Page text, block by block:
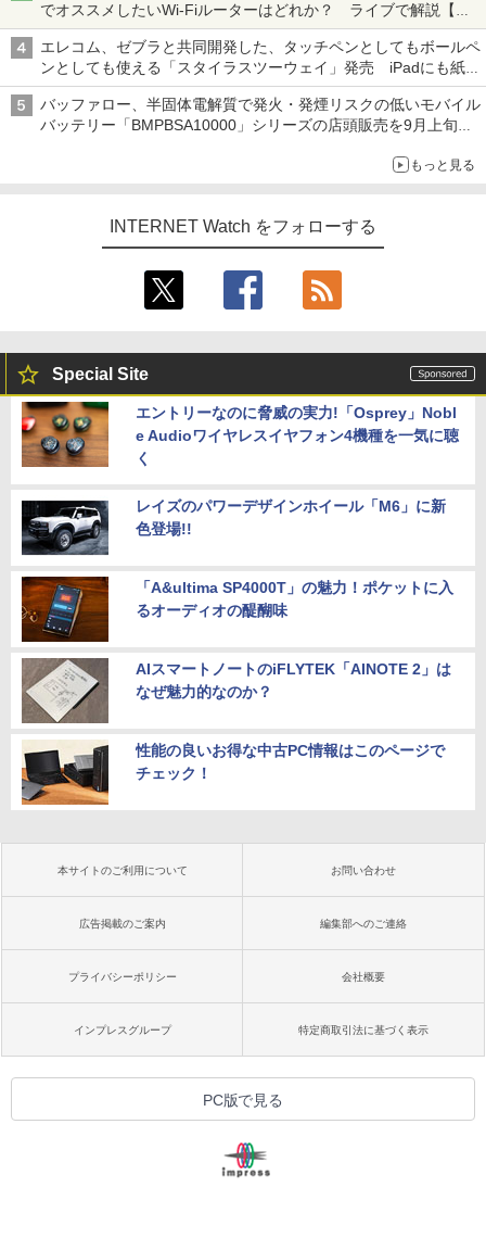
でオススメしたいWi-Fiルーターはどれか？ ライブで解説【清
水理史の「イニシャルB」チャンネル】
エレコム、ゼブラと共同開発した、タッチペンとしてもボールペ
ンとしても使える「スタイラスツーウェイ」発売 iPadにも紙に
も、持ち替えずに書き込める
バッファロー、半固体電解質で発火・発煙リスクの低いモバイル
バッテリー「BMPBSA10000」シリーズの店頭販売を9月上旬に
もっと見る
INTERNET Watch をフォローする
Special Site
エントリーなのに脅威の実力!「Osprey」Nobl
e Audioワイヤレスイヤフォン4機種を一気に聴
く
レイズのパワーデザインホイール「M6」に新
色登場!!
「A&ultima SP4000T」の魅力！ポケットに入
るオーディオの醍醐味
AIスマートノートのiFLYTEK「AINOTE 2」は
なぜ魅力的なのか？
性能の良いお得な中古PC情報はこのページで
チェック！
本サイトのご利用について お問い合わせ
広告掲載のご案内 編集部へのご連絡
プライバシーポリシー 会社概要
インプレスグループ 特定商取引法に基づく表示
PC版で見る